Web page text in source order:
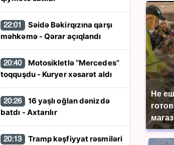
Не
22:01
məhkəmə - Qərar açıqlandı
20:40
toqquşdu - Kuryer xəsarət aldı
20:26
batdı - Axtarılır
20:13